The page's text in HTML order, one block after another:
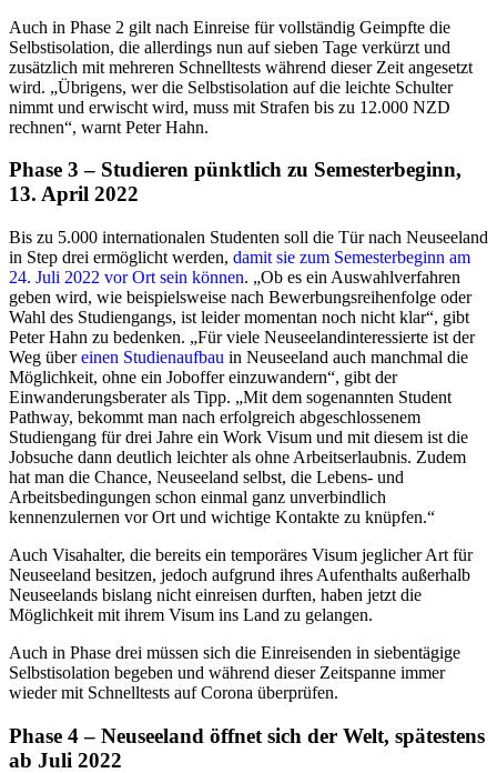
Auch in Phase 2 gilt nach Einreise für vollständig Geimpfte die
Selbstisolation, die allerdings nun auf sieben Tage verkürzt und
zusätzlich mit mehreren Schnelltests während dieser Zeit angesetzt
wird. „Übrigens, wer die Selbstisolation auf die leichte Schulter
nimmt und erwischt wird, muss mit Strafen bis zu 12.000 NZD
rechnen“, warnt Peter Hahn.
Phase 3 – Studieren pünktlich zu Semesterbeginn,
13. April 2022
Bis zu 5.000 internationalen Studenten soll die Tür nach Neuseeland
in Step drei ermöglicht werden, damit sie zum Semesterbeginn am
24. Juli 2022 vor Ort sein können. „Ob es ein Auswahlverfahren
geben wird, wie beispielsweise nach Bewerbungsreihenfolge oder
Wahl des Studiengangs, ist leider momentan noch nicht klar“, gibt
Peter Hahn zu bedenken. „Für viele Neuseelandinteressierte ist der
Weg übereinen Studienaufbau in Neuseeland auch manchmal die
Möglichkeit, ohne ein Joboffer einzuwandern“, gibt der
Einwanderungsberater als Tipp. „Mit dem sogenannten Student
Pathway, bekommt man nach erfolgreich abgeschlossenem
Studiengang für drei Jahre ein Work Visum und mit diesem ist die
Jobsuche dann deutlich leichter als ohne Arbeitserlaubnis. Zudem
hat man die Chance, Neuseeland selbst, die Lebens- und
Arbeitsbedingungen schon einmal ganz unverbindlich
kennenzulernen vor Ort und wichtige Kontakte zu knüpfen.“
Auch Visahalter, die bereits ein temporäres Visum jeglicher Art für
Neuseeland besitzen, jedoch aufgrund ihres Aufenthalts außerhalb
Neuseelands bislang nicht einreisen durften, haben jetzt die
Möglichkeit mit ihrem Visum ins Land zu gelangen.
Auch in Phase drei müssen sich die Einreisenden in siebentägige
Selbstisolation begeben und während dieser Zeitspanne immer
wieder mit Schnelltests auf Corona überprüfen.
Phase 4 – Neuseeland öffnet sich der Welt, spätestens
ab Juli 2022